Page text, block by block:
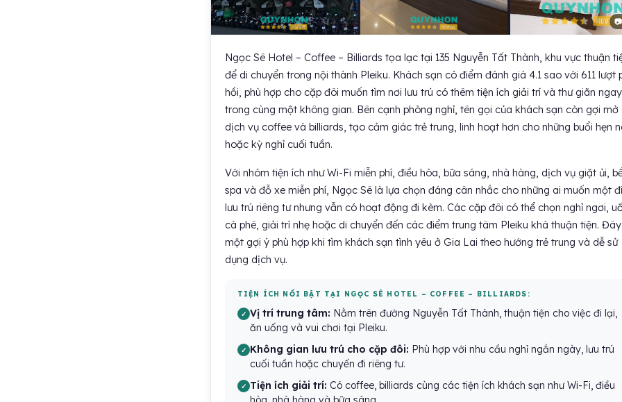
Ngọc Sê Hotel – Coffee – Billiards tọa lạc tại 135 Nguyễn Tất Thành, khu vực thuận
để di chuyển trong nội thành Pleiku. Khách sạn có điểm đánh giá 4.1 sao với 611 lượt
hồi, phù hợp cho cặp đôi muốn tìm nơi lưu trú có thêm tiện ích giải trí và thư giãn ngay
trong cùng một không gian. Bên cạnh phòng nghỉ, tên gọi của khách sạn còn gợi mở
dịch vụ coffee và billiards, tạo cảm giác trẻ trung, linh hoạt hơn cho những buổi hẹn
hoặc kỳ nghỉ cuối tuần.
Với nhóm tiện ích như Wi-Fi miễn phí, điều hòa, bữa sáng, nhà hàng, dịch vụ giặt ủi,
spa và đỗ xe miễn phí, Ngọc Sê là lựa chọn đáng cân nhắc cho những ai muốn một
lưu trú riêng tư nhưng vẫn có hoạt động đi kèm. Các cặp đôi có thể chọn nghỉ ngơi,
cà phê, giải trí nhẹ hoặc di chuyển đến các điểm trung tâm Pleiku khá thuận tiện.
một gợi ý phù hợp khi tìm khách sạn tình yêu ở Gia Lai theo hướng trẻ trung và dễ sử
dụng dịch vụ.
TIỆN ÍCH NỔI BẬT TẠI NGỌC SÊ HOTEL – COFFEE – BILLIARDS:
Vị trí trung tâm: Nằm trên đường Nguyễn Tất Thành, thuận tiện cho việc đi lại,
ăn uống và vui chơi tại Pleiku.
Không gian lưu trú cho cặp đôi: Phù hợp với nhu cầu nghỉ ngắn ngày, lưu trú
cuối tuần hoặc chuyến đi riêng tư.
Tiện ích giải trí: Có coffee, billiards cùng các tiện ích khách sạn như Wi-Fi, điều